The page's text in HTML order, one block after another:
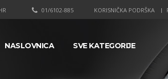
KORISNIČKA PODRŠKA
01/6102-885
NASLOVNICA SVE KATEGORIJE